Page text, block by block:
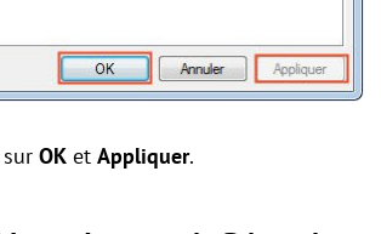
OK et Appliquer.